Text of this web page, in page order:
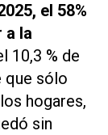
el 58%
a la
10,3 % de
que sólo
hogares,
sin